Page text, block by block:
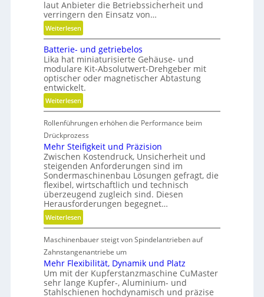
n
l
i
f
f
e
n
a
r
e
A
r
m
a
t
u
r
e
n
t
e
c
h
n
i
k
laut Anbieter die Betriebssicherheit und
verringern den Einsatz von…
Weiterlesen:
L
ä
n
g
e
r
e
e
t
r
e
b
s
z
e
i
t
d
a
n
k
Batterie- und getriebelos
Lika hat miniaturisierte Gehäuse- und
modulare Kit-Absolutwert-Drehgeber mit
optischer oder magnetischer Abtastung
entwickelt.
Weiterlesen:
B
a
t
t
e
r
i
e
-
u
n
e
t
r
i
Rollenführungen erhöhen die Performance beim
Drückprozess
Mehr Steifigkeit und Präzision
Zwischen Kostendruck, Unsicherheit und
steigenden Anforderungen sind im
Sondermaschinenbau Lösungen gefragt, die
flexibel, wirtschaftlich und technisch
überzeugend zugleich sind. Diesen
Herausforderungen begegnet…
Weiterlesen:
M
e
h
r
S
t
e
Maschinenbauer steigt von Spindelantrieben auf
Zahnstangenantriebe um
Mehr Flexibilität, Dynamik und Platz
Um mit der Kupferstanzmaschine CuMaster
sehr lange Kupfer-, Aluminium- und
Stahlschienen hochdynamisch und präzise